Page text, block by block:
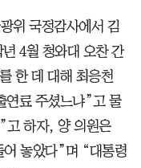
위 국정감사에서 김
4월 청와대 오찬 간
한 데 대해 최응천
연료 주셨느냐”고 물
고 하자, 양 의원은
어 놓았다”며 “대통령